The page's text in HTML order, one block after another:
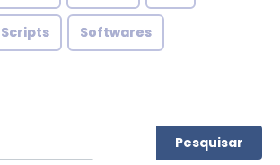
Scripts Softwares
Pesquisar